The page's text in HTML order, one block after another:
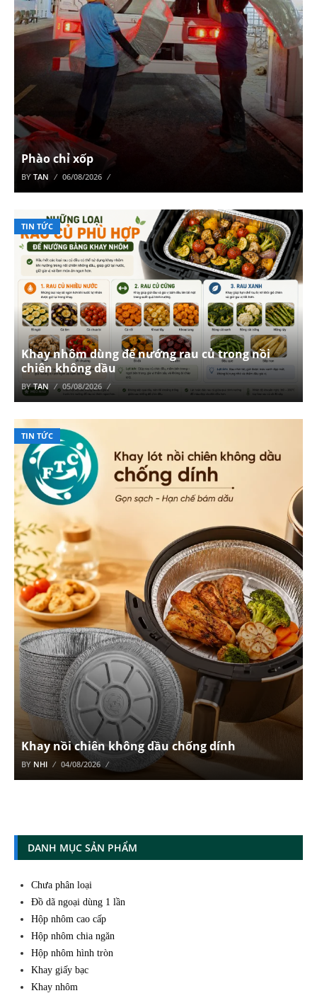
Phào chỉ xốp
BY TAN 06/08/2026
TIN TỨC
Khay nhôm dùng để nướng rau củ trong nồi
chiên không dầu
BYTAN 05/08/2026
TIN TỨC
Khay nồi chiên không dầu chống dính
BY NHI 04/08/2026
DANH MỤC SẢN PHẨM
Chưa phân loại
Đồ dã ngoại dùng 1 lần
Hộp nhôm cao cấp
Hộp nhôm chia ngăn
Hộp nhôm hình tròn
Khay giấy bạc
Khay nhôm